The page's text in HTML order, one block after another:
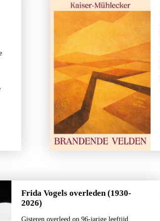
Tirade 503
€15,00
BESTEL
Frida Vogels overleden (1930-
2026)
Gisteren overleed op 96-jarige leeftijd